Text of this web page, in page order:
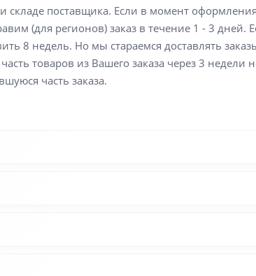
складе поставщика. Если в момент
(для регионов) заказ в течение 1 - 3 дней.
8 недель. Но мы стараемся доставлять
товаров из Вашего заказа через 3
часть заказа.